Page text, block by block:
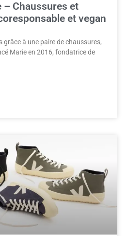
– Chaussures et
et vegan
grâce à une paire de chaussures,
Marie en 2016, fondatrice de